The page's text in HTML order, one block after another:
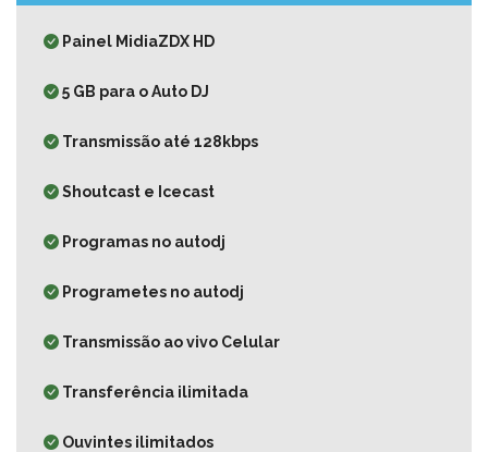
Painel MidiaZDX HD
5 GB para o Auto DJ
Transmissão até 128kbps
Shoutcast e Icecast
Programas no autodj
Programetes no autodj
Transmissão ao vivo Celular
Transferência ilimitada
Ouvintes ilimitados